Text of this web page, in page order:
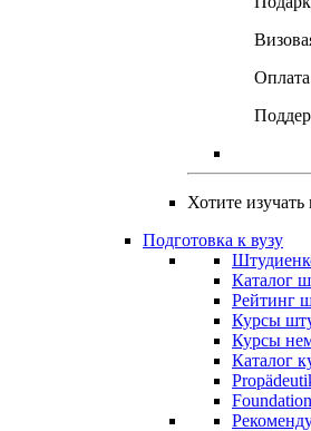
Хотите
Подготовка к вузу
Каталог
Рейтинг
Курсы
Курсы
Каталог